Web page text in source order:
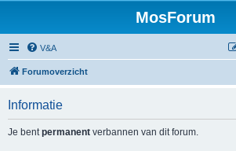
MosForum
V&A
Forumoverzicht
Informatie
Je bentpermanent verbannen van dit forum.